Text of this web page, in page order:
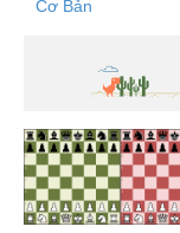
Cơ Bản